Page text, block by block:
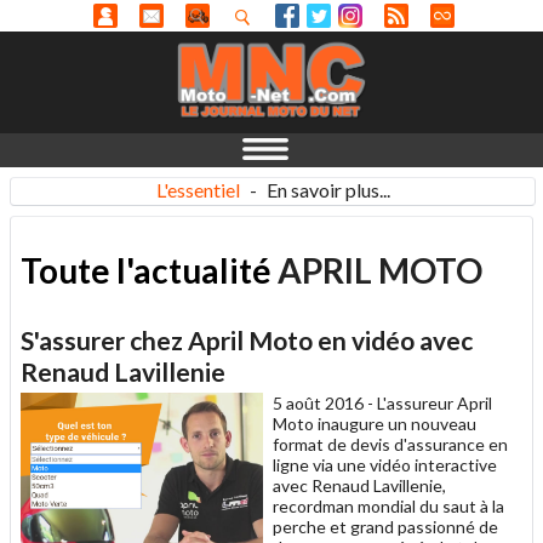
L'essentiel - En savoir plus...
Toute l'actualité APRIL MOTO
S'assurer chez April Moto en vidéo avec
Renaud Lavillenie
5 août 2016 - L'assureur April
Moto inaugure un nouveau
format de devis d'assurance en
ligne via une vidéo interactive
avec Renaud Lavillenie,
recordman mondial du saut à la
perche et grand passionné de